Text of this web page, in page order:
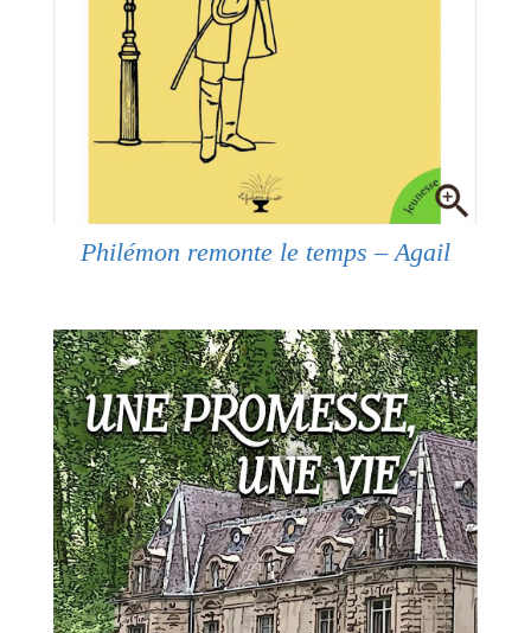
Philémon remonte le temps – Agail